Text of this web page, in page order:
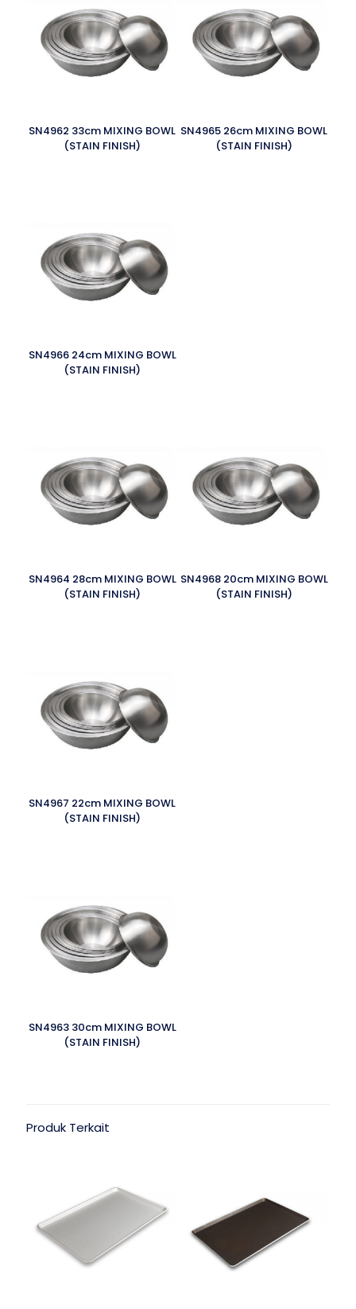
SN4962 33cm MIXING BOWL
(STAIN FINISH)
SN4965 26cm MIXING BOWL
(STAIN FINISH)
SN4966 24cm MIXING BOWL
(STAIN FINISH)
SN4964 28cm MIXING BOWL
(STAIN FINISH)
SN4968 20cm MIXING BOWL
(STAIN FINISH)
SN4967 22cm MIXING BOWL
(STAIN FINISH)
SN4963 30cm MIXING BOWL
(STAIN FINISH)
Produk Terkait